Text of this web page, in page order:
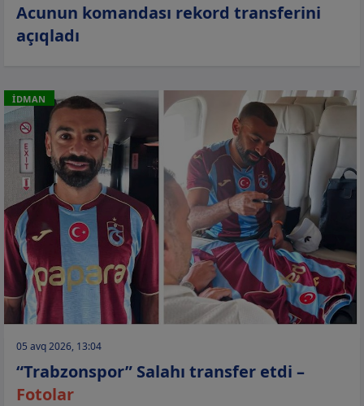
Acunun komandası rekord transferini
açıqladı
İDMAN
05 avq 2026, 13:04
“Trabzonspor” Salahı transfer etdi –
Fotolar